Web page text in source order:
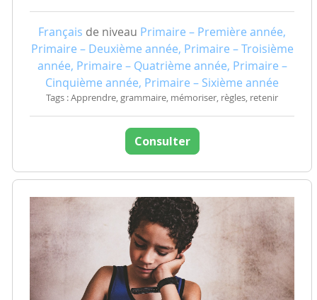
Français de niveau Primaire – Première année,
Primaire – Deuxième année, Primaire – Troisième
année, Primaire – Quatrième année, Primaire –
Cinquième année, Primaire – Sixième année
Tags : Apprendre, grammaire, mémoriser, règles, retenir
Consulter